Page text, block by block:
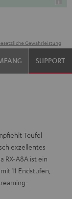
Gewährleistung
SUPPORT
Teufel
exzellentes
RX-A8A ist ein
11 Endstufen,